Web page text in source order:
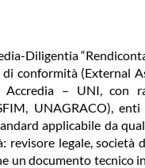
Diligentia
conformità (External
– UNI, con
UNAGRACO),
applicabile da
legale, società
un documento